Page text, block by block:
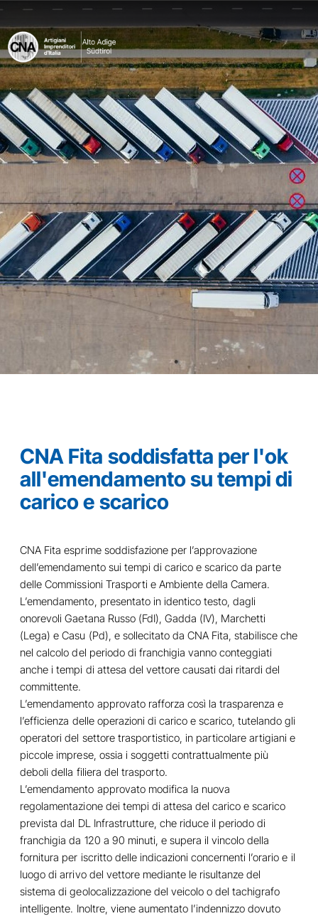
CNA Fita soddisfatta per l'ok
all'emendamento su tempi di
carico e scarico
CNA Fita esprime soddisfazione per l’approvazione
dell’emendamento sui tempi di carico e scarico da parte
delle Commissioni Trasporti e Ambiente della Camera.
L’emendamento, presentato in identico testo, dagli
onorevoli Gaetana Russo (FdI), Gadda (IV), Marchetti
(Lega) e Casu (Pd), e sollecitato da CNA Fita, stabilisce che
nel calcolo del periodo di franchigia vanno conteggiati
anche i tempi di attesa del vettore causati dai ritardi del
committente.
L’emendamento approvato rafforza così la trasparenza e
l’efficienza delle operazioni di carico e scarico, tutelando gli
operatori del settore trasportistico, in particolare artigiani e
piccole imprese, ossia i soggetti contrattualmente più
deboli della filiera del trasporto.
L’emendamento approvato modifica la nuova
regolamentazione dei tempi di attesa del carico e scarico
prevista dal DL Infrastrutture, che riduce il periodo di
franchigia da 120 a 90 minuti, e supera il vincolo della
fornitura per iscritto delle indicazioni concernenti l’orario e il
luogo di arrivo del vettore mediante le risultanze del
sistema di geolocalizzazione del veicolo o del tachigrafo
intelligente. Inoltre, viene aumentato l’indennizzo dovuto